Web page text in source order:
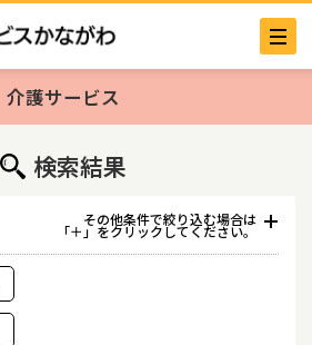
介護サービス
検索結果
その他条件で絞り込む場合は
「＋」をクリックしてください。